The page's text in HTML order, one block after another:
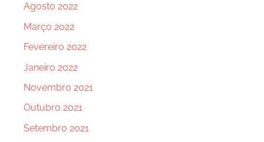
Agosto 2022
Março 2022
Fevereiro 2022
Janeiro 2022
Novembro 2021
Outubro 2021
Setembro 2021